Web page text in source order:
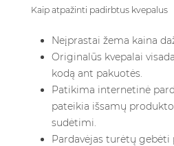
Kaip atpažinti padirbtus kvepalus
Neįprastai žema kaina
Originalūs kvepalai
kodą ant pakuotės.
Patikima internetinė
pateikia išsamų
sudėtimi.
Pardavėjas turėtų